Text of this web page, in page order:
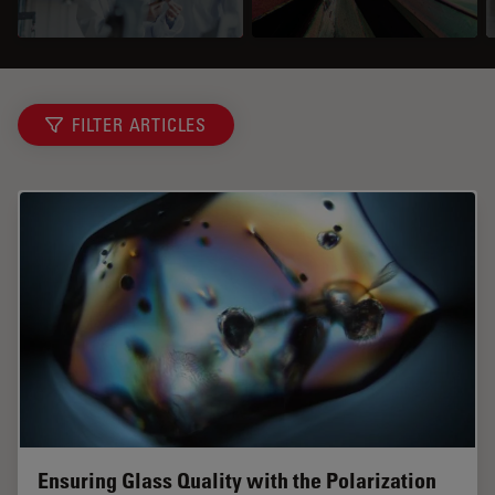
FILTER ARTICLES
Ensuring Glass Quality with the Polarization